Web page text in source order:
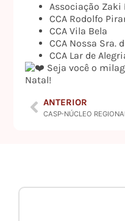
Associação Zaki
CCA Rodolfo
CCA Vila Bela
CCA Nossa Sra.
CCA Lar de
Seja você o
Natal!
ANTERIOR